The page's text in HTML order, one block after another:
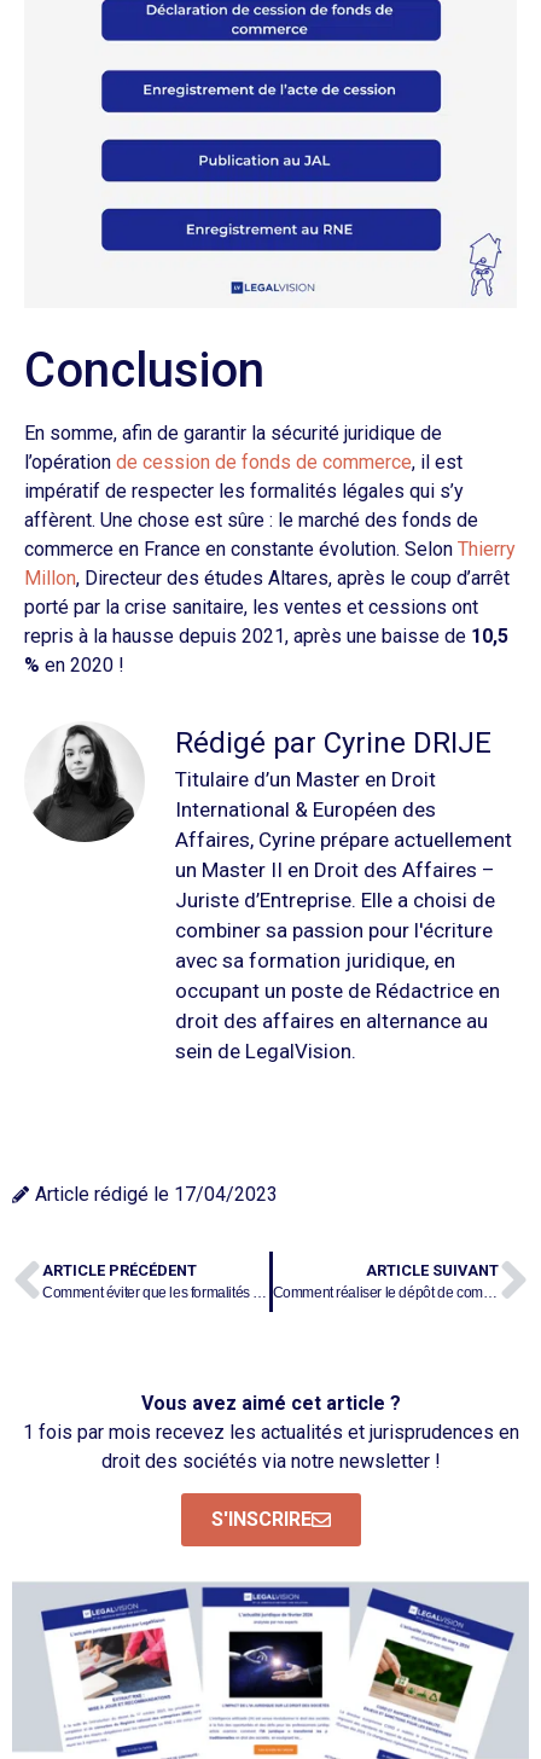
Conclusion
En somme, afin de garantir la sécurité juridique de
l’opération de cession de fonds de commerce, il est
impératif de respecter les formalités légales qui s’y
affèrent. Une chose est sûre : le marché des fonds de
commerce en France en constante évolution. Selon Thierry
Millon, Directeur des études Altares, après le coup d’arrêt
porté par la crise sanitaire, les ventes et cessions ont
repris à la hausse depuis 2021, après une baisse de 10,5
% en 2020 !
Rédigé par Cyrine DRIJE
Titulaire d’un Master en Droit
International & Européen des
Affaires, Cyrine prépare actuellement
un Master II en Droit des Affaires –
Juriste d’Entreprise. Elle a choisi de
combiner sa passion pour l'écriture
avec sa formation juridique, en
occupant un poste de Rédactrice en
droit des affaires en alternance au
sein de LegalVision.
Article rédigé le 17/04/2023
ARTICLE PRÉCÉDENT
Comment éviter que les formalités ne compromettent les opérations de grande ampleur ?
ARTICLE SUIVANT
Comment réaliser le dépôt de comptes annuels sur le Guichet Unique
Vous avez aimé cet article ?
1 fois par mois recevez les actualités et jurisprudences en
droit des sociétés via notre newsletter !
S'INSCRIRE